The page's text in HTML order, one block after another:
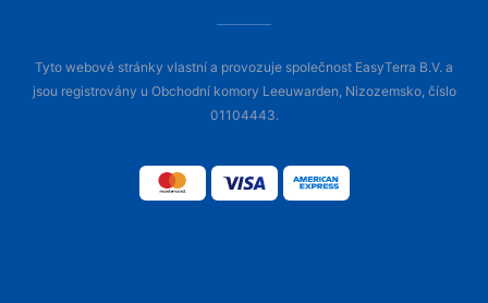
Tyto webové stránky vlastní a provozuje společnost EasyTerra B.V. a
jsou registrovány u Obchodní komory Leeuwarden, Nizozemsko, číslo
01104443.